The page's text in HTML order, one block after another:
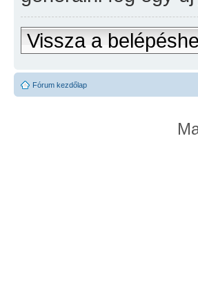
Vissza a
Fórum kezdőlap